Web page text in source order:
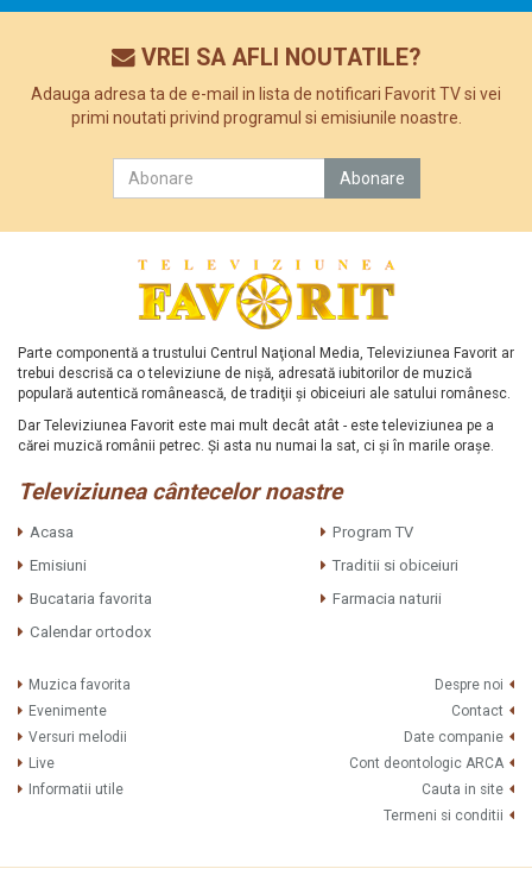
VREI SA AFLI NOUTATILE?
Adauga adresa ta de e-mail in lista de notificari Favorit TV si vei
primi noutati privind programul si emisiunile noastre.
Parte componentă a trustului Centrul Naţional Media, Televiziunea Favorit ar
trebui descrisă ca o televiziune de nişă, adresată iubitorilor de muzică
populară autentică românească, de tradiţii şi obiceiuri ale satului românesc.
Dar Televiziunea Favorit este mai mult decât atât - este televiziunea pe a
cărei muzică românii petrec. Şi asta nu numai la sat, ci şi în marile oraşe.
Televiziunea cântecelor noastre
Acasa
Program TV
Emisiuni
Traditii si obiceiuri
Bucataria favorita
Farmacia naturii
Calendar ortodox
Muzica favorita
Evenimente
Versuri melodii
Live
Informatii utile
Despre noi
Contact
Date companie
Cont deontologic ARCA
Cauta in site
Termeni si conditii